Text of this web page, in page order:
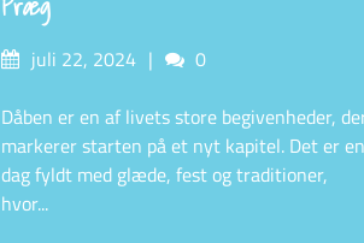
Præg
Postedjuli 22, 2024 Comments
0
Dåben er en af livets store begivenheder,
markerer starten på et nyt kapitel. Det er en
dag fyldt med glæde, fest og traditioner,
hvor...